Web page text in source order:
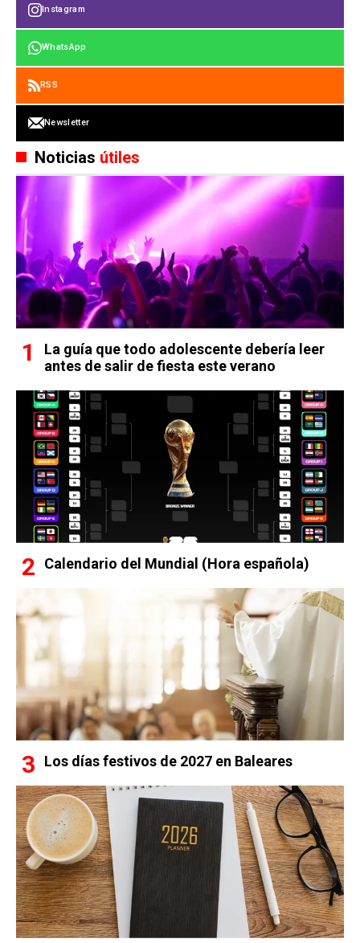
Instagram
WhatsApp
RSS
Newsletter
Noticias útiles
La guía que todo adolescente debería leer
antes de salir de fiesta este verano
Calendario del Mundial (Hora española)
Los días festivos de 2027 en Baleares